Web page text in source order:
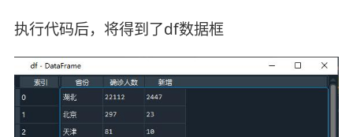
执行代码后，将得到了df数据框